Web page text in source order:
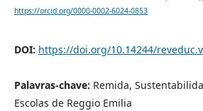
https://orcid.org/0000-0002-6024-0853
DOI: https://doi.org/10.14244/
Palavras-chave: Remida,
Escolas de Reggio Emilia